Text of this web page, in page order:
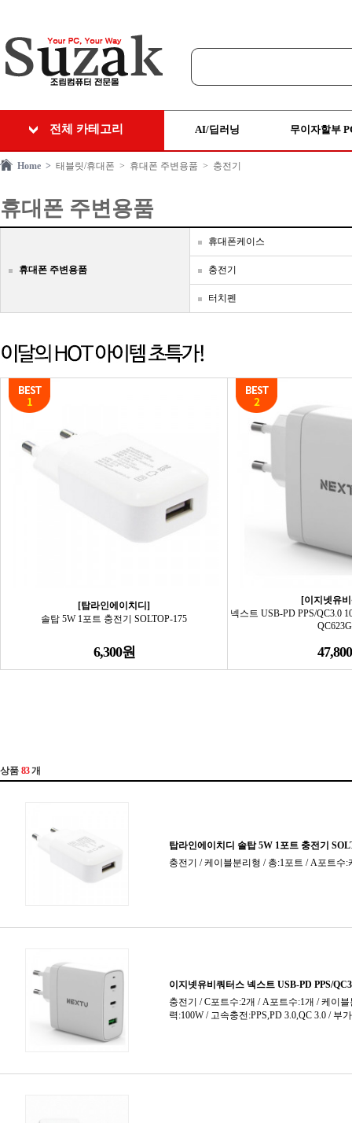
전체 카테고리 AI/딥러닝 무이자할부
Home > 태블릿/휴대폰 > 휴대폰 주변용품 > 충전기
휴대폰 주변용품
휴대폰 주변용품
휴대폰케이스
충전기
터치펜
[탑라인에이치디]
솔탑 5W 1포트 충전기 SOLTOP-175
6,300원
[이지넷유
넥스트 USB-PD PPS/QC3.0